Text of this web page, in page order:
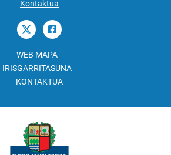
Kontaktua
WEB MAPA
IRISGARRITASUNA
KONTAKTUA